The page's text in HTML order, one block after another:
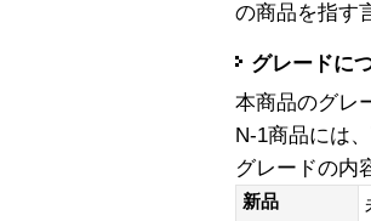
の商品を指す
グレードに
本商品のグレ
N-1商品には
グレードの内
新品